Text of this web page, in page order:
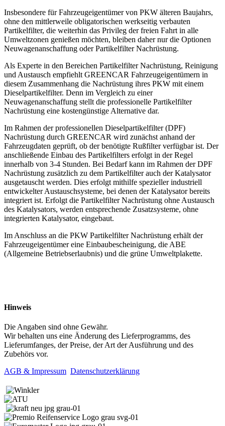
Insbesondere für Fahrzeugeigentümer von PKW älteren Baujahrs,
ohne den mittlerweile obligatorischen werkseitig verbauten
Partikelfilter, die weiterhin das Privileg der freien Fahrt in alle
Umweltzonen genießen möchten, bleiben daher nur die Optionen
Neuwagenanschaffung oder Partikelfilter Nachrüstung.
Als Experte in den Bereichen Partikelfilter Nachrüstung, Reinigung
und Austausch empfiehlt GREENCAR Fahrzeugeigentümern in
diesem Zusammenhang die Nachrüstung ihres PKW mit einem
Dieselpartikelfilter. Denn im Vergleich zu einer
Neuwagenanschaffung stellt die professionelle Partikelfilter
Nachrüstung eine kostengünstige Alternative dar.
Im Rahmen der professionellen Dieselpartikelfilter (DPF)
Nachrüstung durch GREENCAR wird zunächst anhand der
Fahrzeugdaten geprüft, ob der benötigte Rußfilter verfügbar ist. Der
anschließende Einbau des Partikelfilters erfolgt in der Regel
innerhalb von 3-4 Stunden. Bei Bedarf kann im Rahmen der DPF
Nachrüstung zusätzlich zu dem Partikelfilter auch der Katalysator
ausgetauscht werden. Dies erfolgt mithilfe spezieller industriell
entwickelter Austauschsysteme, bei denen der Katalysator bereits
integriert ist. Erfolgt die Partikelfilter Nachrüstung ohne Austausch
des Katalysators, werden entsprechende Zusatzsysteme, ohne
integrierten Katalysator, eingebaut.
Im Anschluss an die PKW Partikelfilter Nachrüstung erhält der
Fahrzeugeigentümer eine Einbaubescheinigung, die ABE
(Allgemeine Betriebserlaubnis) und die grüne Umweltplakette.
Hinweis
Die Angaben sind ohne Gewähr.
Wir behalten uns eine Änderung des Lieferprogramms, des
Lieferumfanges, der Preise, der Art der Ausführung und des
Zubehörs vor.
AGB & Impressum Datenschutzerklärung